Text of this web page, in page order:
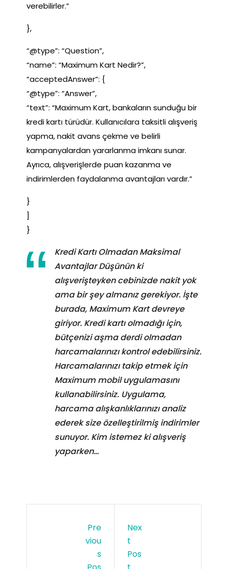
verebilirler.”
},
“@type”: “Question”,
“name”: “Maximum Kart Nedir?”,
“acceptedAnswer”: {
“@type”: “Answer”,
“text”: “Maximum Kart, bankaların sunduğu bir
kredi kartı türüdür. Kullanıcılara taksitli alışveriş
yapma, nakit avans çekme ve belirli
kampanyalardan yararlanma imkanı sunar.
Ayrıca, alışverişlerde puan kazanma ve
indirimlerden faydalanma avantajları vardır.”
}
]
}
Kredi Kartı Olmadan Maksimal
Avantajlar Düşünün ki
alışverişteyken cebinizde nakit yok
ama bir şey almanız gerekiyor. İşte
burada, Maximum Kart devreye
giriyor. Kredi kartı olmadığı için,
bütçenizi aşma derdi olmadan
harcamalarınızı kontrol edebilirsiniz.
Harcamalarınızı takip etmek için
Maximum mobil uygulamasını
kullanabilirsiniz. Uygulama,
harcama alışkanlıklarınızı analiz
ederek size özelleştirilmiş indirimler
sunuyor. Kim istemez ki alışveriş
yaparken…
Pre
Viou
S
Nex
T
Pos